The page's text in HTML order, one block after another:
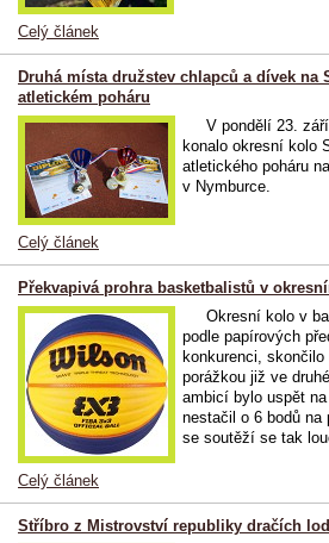
Celý článek
Druhá místa družstev chlapců a dívek na
atletickém poháru
V pondělí 23. září
konalo okresní kolo
atletického poháru
v Nymburce.
Celý článek
Překvapivá prohra basketbalistů v
Okresní kolo v
podle papírových
konkurenci,
porážkou již ve
ambicí bylo uspět
nestačil o 6 bodů na
se soutěží se tak
Celý článek
Stříbro z Mistrovství republiky dračích